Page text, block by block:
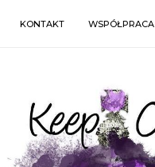
KONTAKT WSPÓŁPRACA